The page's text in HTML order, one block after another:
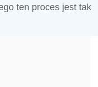
ten proces jest tak